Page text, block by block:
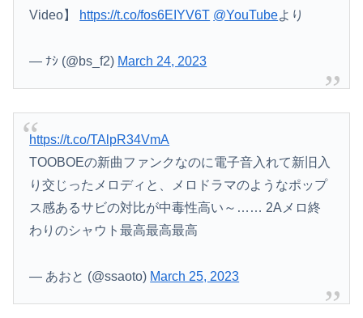
Video】
https://t.co/fos6EIYV6T @YouTubeより
— ﾅｼ (@bs_f2) March 24, 2023
https://t.co/TAlpR34VmA
TOOBOEの新曲ファンクなのに電子音入れて新旧入
り交じったメロディと、メロドラマのようなポップ
ス感あるサビの対比が中毒性高い～…… 2Aメロ終
わりのシャウト最高最高最高
— あおと (@ssaoto) March 25, 2023